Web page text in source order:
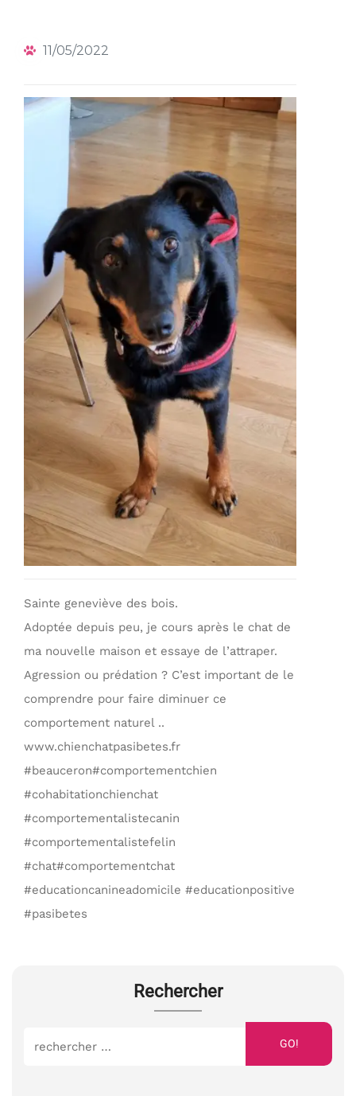
11/05/2022
Sainte geneviève des bois.
Adoptée depuis peu, je cours après le chat de
ma nouvelle maison et essaye de l’attraper.
Agression ou prédation ? C’est important de le
comprendre pour faire diminuer ce
comportement naturel ..
www.chienchatpasibetes.fr
#beauceron#comportementchien
#cohabitationchienchat
#comportementalistecanin
#comportementalistefelin
#chat#comportementchat
#educationcanineadomicile #educationpositive
#pasibetes
Rechercher
GO!